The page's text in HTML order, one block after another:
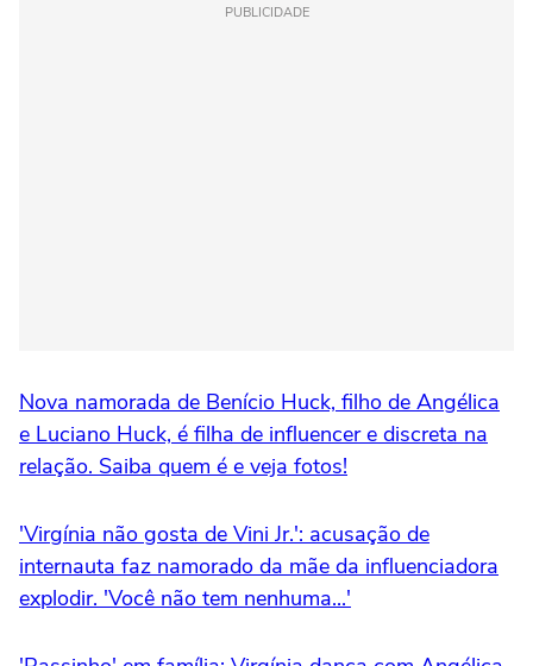
PUBLICIDADE
Nova namorada de Benício Huck, filho de Angélica
e Luciano Huck, é filha de influencer e discreta na
relação. Saiba quem é e veja fotos!
'Virgínia não gosta de Vini Jr.': acusação de
internauta faz namorado da mãe da influenciadora
explodir. 'Você não tem nenhuma...'